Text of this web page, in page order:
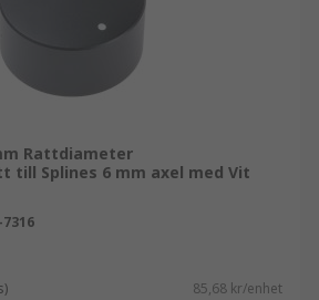
Rattdiameter
till Splines 6 mm axel med Vit
7316
85,68 kr/enhet